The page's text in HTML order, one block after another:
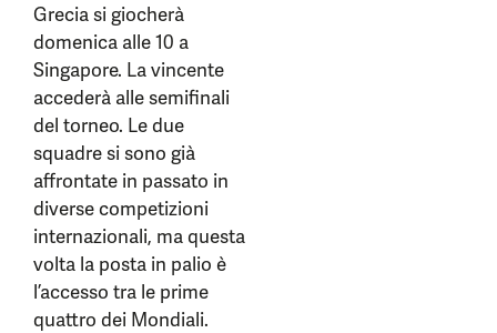
Grecia si giocherà
domenica alle 10 a
Singapore. La vincente
accederà alle semifinali
del torneo. Le due
squadre si sono già
affrontate in passato in
diverse competizioni
internazionali, ma questa
volta la posta in palio è
l’accesso tra le prime
quattro dei Mondiali.